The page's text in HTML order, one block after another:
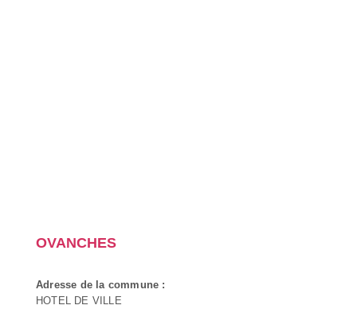
OVANCHES
Adresse de la commune :
HOTEL DE VILLE